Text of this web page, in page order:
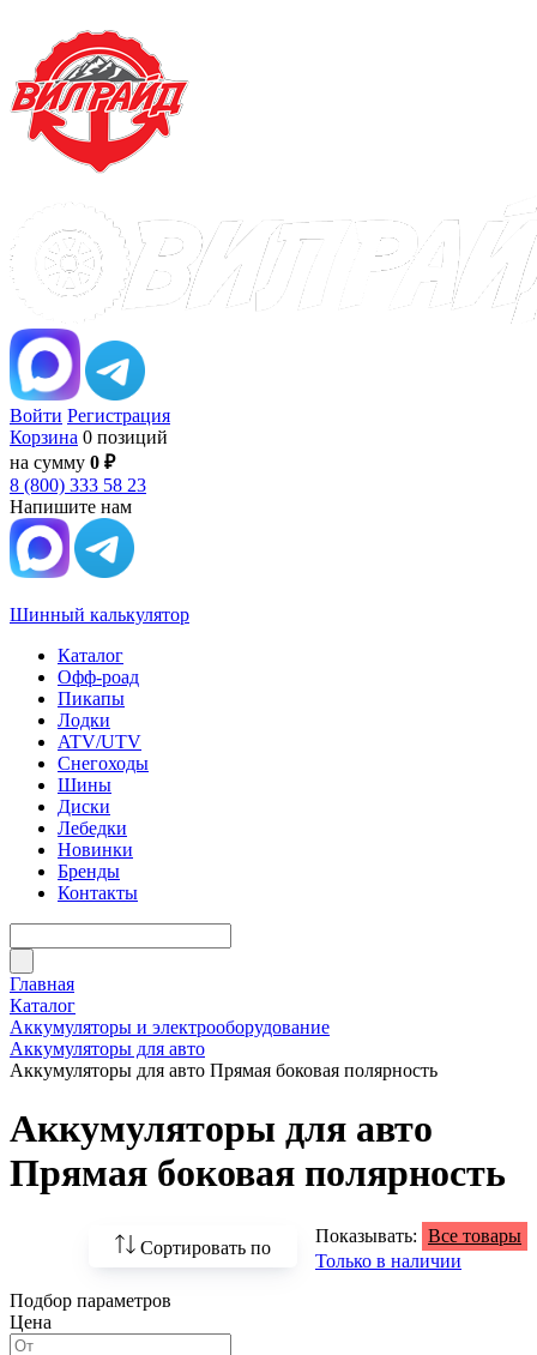
Войти Регистрация
Корзина 0 позиций
на сумму 0 ₽
8 (800) 333 58 23
Напишите нам
Шинный калькулятор
Каталог
Офф-роад
Пикапы
Лодки
ATV/UTV
Снегоходы
Шины
Диски
Лебедки
Новинки
Бренды
Контакты
Главная
Каталог
Аккумуляторы и электрооборудование
Аккумуляторы для авто
Аккумуляторы для авто Прямая боковая полярность
Аккумуляторы для авто
Прямая боковая полярность
Сортировать по
По возрастанию
Показывать: Все товары
Только в наличии
Подбор параметров
Цена